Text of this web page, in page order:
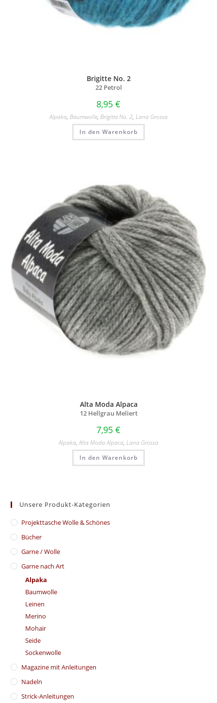
Brigitte No. 2
22 Petrol
8,95 €
Alpaka, Baumwolle, Brigitte No. 2, Lana Grossa
In den Warenkorb
Alta Moda Alpaca
12 Hellgrau Meliert
7,95 €
Alpaka,Alta Moda Alpaca, Lana Grossa
In den Warenkorb
Unsere Produkt-Kategorien
​Projekttasche Wolle & Schönes
Bücher
Garne / Wolle
Garne nach Art
Alpaka
Baumwolle
Leinen
Merino
Mohair
Seide
Sockenwolle
Magazine mit Anleitungen
Nadeln
Strick-Anleitungen